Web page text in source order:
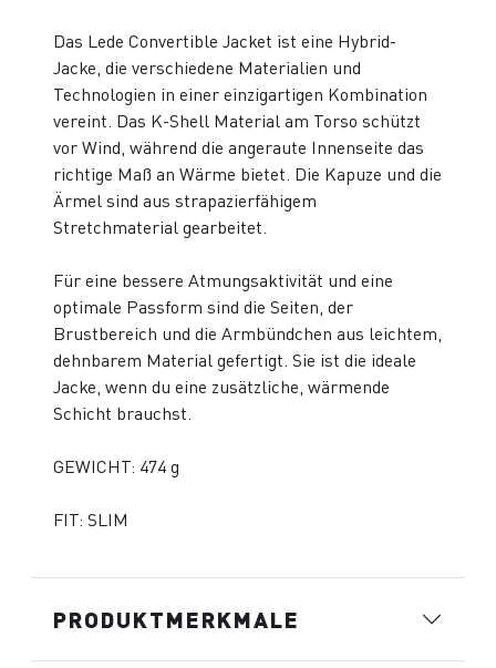
Das Lede Convertible Jacket ist eine Hybrid-
Jacke, die verschiedene Materialien und
Technologien in einer einzigartigen Kombination
vereint. Das K-Shell Material am Torso schützt
vor Wind, während die angeraute Innenseite das
richtige Maß an Wärme bietet. Die Kapuze und die
Ärmel sind aus strapazierfähigem
Stretchmaterial gearbeitet.
Für eine bessere Atmungsaktivität und eine
optimale Passform sind die Seiten, der
Brustbereich und die Armbündchen aus leichtem,
dehnbarem Material gefertigt. Sie ist die ideale
Jacke, wenn du eine zusätzliche, wärmende
Schicht brauchst.
GEWICHT: 474 g
FIT: SLIM
PRODUKTMERKMALE